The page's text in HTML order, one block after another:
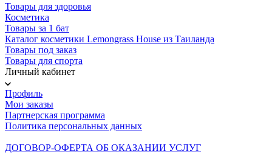
Товары для здоровья
Косметика
Товары за 1 бат
Каталог косметики Lemongrass House из Таиланда
Товары под заказ
Товары для спорта
Личный кабинет
Профиль
Мои заказы
Партнерская программа
Политика персональных данных
ДОГОВОР-ОФЕРТА ОБ ОКАЗАНИИ УСЛУГ